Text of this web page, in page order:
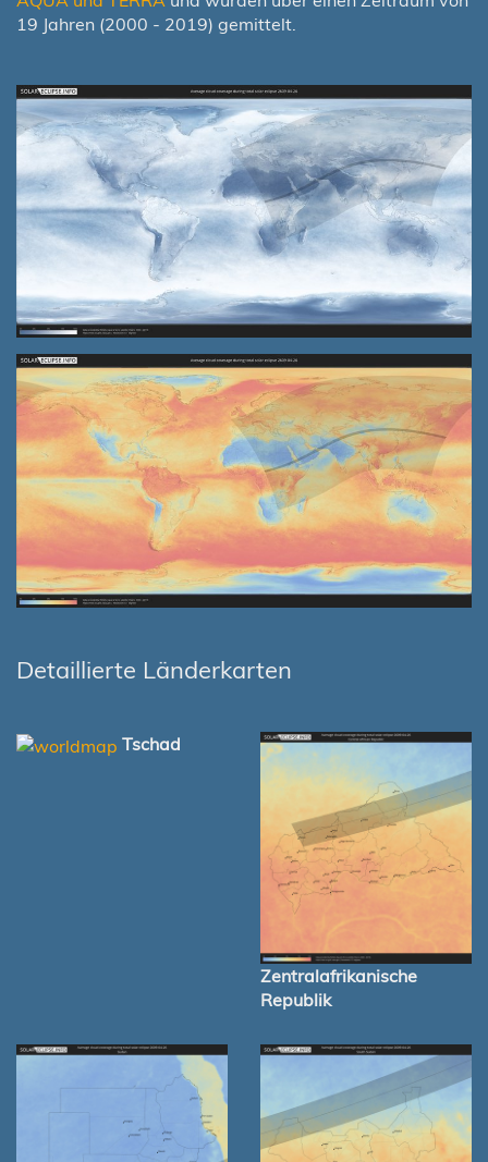
19 Jahren (2000 - 2019) gemittelt.
Detaillierte Länderkarten
Tschad
Zentralafrikanische
Republik